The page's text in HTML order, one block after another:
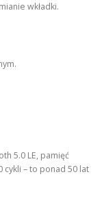
wkładki.
5.0 LE, pamięć
cykli – to ponad 50 lat